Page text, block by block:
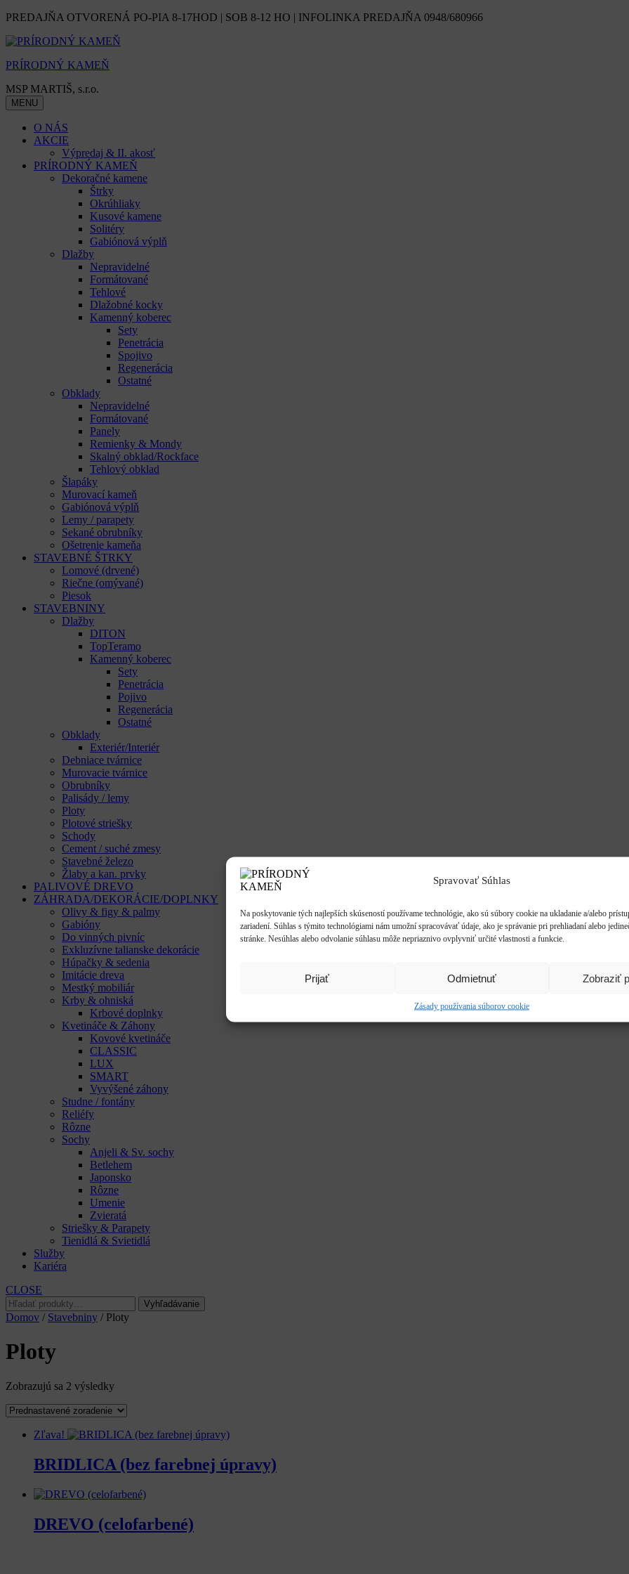
Spravovať Súhlas
Na poskytovanie tých najlepších skúseností používame technológie, ako sú súbory cookie na ukladanie a/alebo
zariadení. Súhlas s týmito technológiami nám umožní spracovávať údaje, ako je správanie pri prehliadaní alebo
stránke. Nesúhlas alebo odvolanie súhlasu môže nepriaznivo ovplyvniť určité vlastnosti a funkcie.
Prijať Odmietnuť Zobraziť
Zásady používania súborov cookie
Skip
content
PREDAJŇA OTVORENÁ PO-PIA 8-17HOD | SOB 8-12 HO | INFOLINKA PREDAJŇA 0948/680966
PRÍRODNÝ KAMEŇ
MSP MARTIŠ, s.r.o.
MENU
O NÁS
AKCIE
Výpredaj & II. akosť
PRÍRODNÝ KAMEŇ
Dekoračné kamene
Štrky
Okrúhliaky
Kusové kamene
Solitéry
Gabiónová výplň
Dlažby
Nepravidelné
Formátované
Tehlové
Dlažobné kocky
Kamenný koberec
Sety
Penetrácia
Spojivo
Regenerácia
Ostatné
Obklady
Nepravidelné
Formátované
Panely
Remienky & Mondy
Skalný obklad/Rockface
Tehlový obklad
Šlapáky
Murovací kameň
Gabiónová výplň
Lemy / parapety
Sekané obrubníky
Ošetrenie kameňa
STAVEBNÉ ŠTRKY
Lomové (drvené)
Riečne (omývané)
Piesok
STAVEBNINY
Dlažby
DITON
TopTeramo
Kamenný koberec
Sety
Penetrácia
Pojivo
Regenerácia
Ostatné
Obklady
Exteriér/Interiér
Debniace tvárnice
Murovacie tvárnice
Obrubníky
Palisády / lemy
Ploty
Plotové striešky
Schody
Cement / suché zmesy
Stavebné železo
Žlaby a kan. prvky
PALIVOVÉ DREVO
ZÁHRADA/DEKORÁCIE/DOPLNKY
Olivy & figy & palmy
Gabióny
Do vinných pivníc
Exkluzívne talianske dekorácie
Húpačky & sedenia
Imitácie dreva
Mestký mobiliár
Krby & ohniská
Krbové doplnky
Kvetináče & Záhony
Kovové kvetináče
CLASSIC
LUX
SMART
Vyvýšené záhony
Studne / fontány
Reliéfy
Rôzne
Sochy
Anjeli & Sv. sochy
Betlehem
Japonsko
Rôzne
Umenie
Zvieratá
Striešky & Parapety
Tienidlá & Svietidlá
Služby
Kariéra
CLOSE
Hľadať:
Vyhľadávanie
Domov / Stavebniny / Ploty
Ploty
Zobrazujú sa 2 výsledky
Zľava!
BRIDLICA (bez farebnej úpravy)
DREVO (celofarbené)